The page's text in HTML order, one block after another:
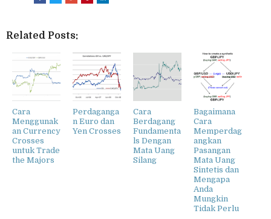
Related Posts:
Cara
Menggunak
an Currency
Crosses
untuk Trade
the Majors
Perdaganga
n Euro dan
Yen Crosses
Cara
Berdagang
Fundamenta
ls Dengan
Mata Uang
Silang
Bagaimana
Cara
Memperdag
angkan
Pasangan
Mata Uang
Sintetis dan
Mengapa
Anda
Mungkin
Tidak Perlu